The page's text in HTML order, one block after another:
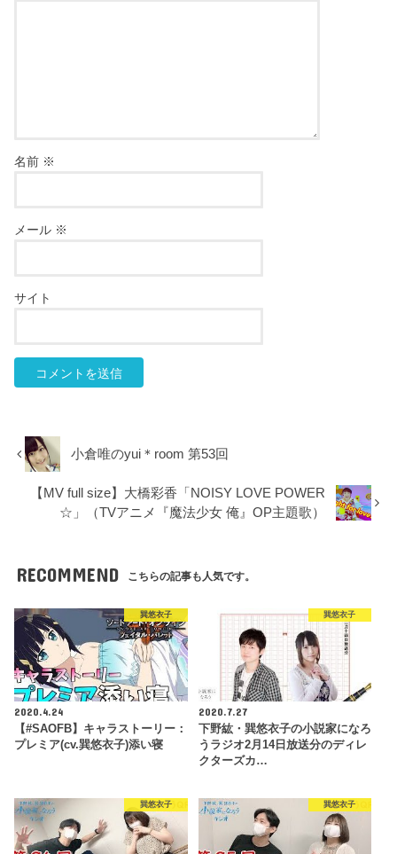
名前 ※
メール ※
サイト
小倉唯のyui＊room 第53回
【MV full size】大橋彩香「NOISY LOVE POWER
☆」（TVアニメ『魔法少女 俺』OP主題歌）
RECOMMEND こちらの記事も人気です。
巽悠衣子
2020.4.24
【#SAOFB】キャラストーリー：
プレミア(cv.巽悠衣子)添い寝
巽悠衣子
2020.7.27
下野紘・巽悠衣子の小説家になろ
うラジオ2月14日放送分のディレ
クターズカ…
巽悠衣子 巽悠衣子